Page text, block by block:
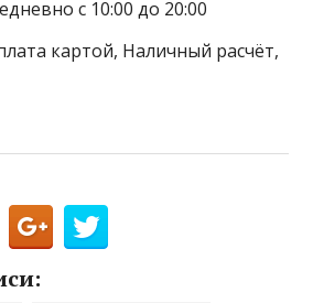
с 10:00 до 20:00
картой, Наличный расчёт,